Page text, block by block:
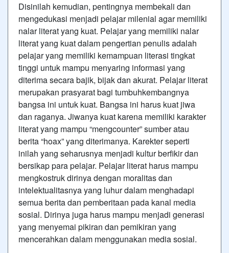
Disinilah kemudian, pentingnya membekali dan
mengedukasi menjadi pelajar milenial agar memiliki
nalar literat yang kuat. Pelajar yang memiliki nalar
literat yang kuat dalam pengertian penulis adalah
pelajar yang memiliki kemampuan literasi tingkat
tinggi untuk mampu menyaring informasi yang
diterima secara bajik, bijak dan akurat. Pelajar literat
merupakan prasyarat bagi tumbuhkembangnya
bangsa ini untuk kuat. Bangsa ini harus kuat jiwa
dan raganya. Jiwanya kuat karena memiliki karakter
literat yang mampu “mengcounter” sumber atau
berita “hoax” yang diterimanya. Karekter seperti
inilah yang seharusnya menjadi kultur berfikir dan
bersikap para pelajar. Pelajar literat harus mampu
mengkostruk dirinya dengan moralitas dan
intelektualitasnya yang luhur dalam menghadapi
semua berita dan pemberitaan pada kanal media
sosial. Dirinya juga harus mampu menjadi generasi
yang menyemai pikiran dan pemikiran yang
mencerahkan dalam menggunakan media sosial.